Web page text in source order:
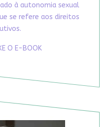
à autonomia sexual
se refere aos direitos
O E-BOOK